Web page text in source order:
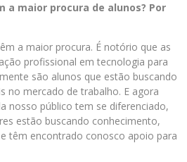
a maior procura de alunos? Por
a maior procura. É notório que as
profissional em tecnologia para
são alunos que estão buscando
no mercado de trabalho. E agora
nosso público tem se diferenciado,
estão buscando conhecimento,
têm encontrado conosco apoio para